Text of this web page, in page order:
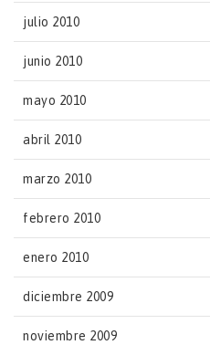
julio 2010
junio 2010
mayo 2010
abril 2010
marzo 2010
febrero 2010
enero 2010
diciembre 2009
noviembre 2009